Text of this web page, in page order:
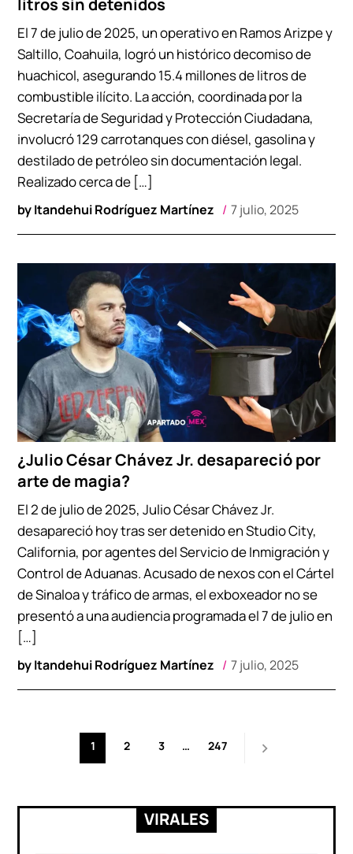
litros sin detenidos
byItandehui Rodríguez Martínez 7 julio, 2025
El 7 de julio de 2025, un operativo en Ramos Arizpe y
Saltillo, Coahuila, logró un histórico decomiso de
huachicol, asegurando 15.4 millones de litros de
combustible ilícito. La acción, coordinada por la
Secretaría de Seguridad y Protección Ciudadana,
involucró 129 carrotanques con diésel, gasolina y
destilado de petróleo sin documentación legal.
Realizado cerca de […]
¿Julio César Chávez Jr. desapareció por
arte de magia?
byItandehui Rodríguez Martínez 7 julio, 2025
El 2 de julio de 2025, Julio César Chávez Jr.
desapareció hoy tras ser detenido en Studio City,
California, por agentes del Servicio de Inmigración y
Control de Aduanas. Acusado de nexos con el Cártel
de Sinaloa y tráfico de armas, el exboxeador no se
presentó a una audiencia programada el 7 de julio en
[…]
Paginación
1 2 3 … 247
VIRALES